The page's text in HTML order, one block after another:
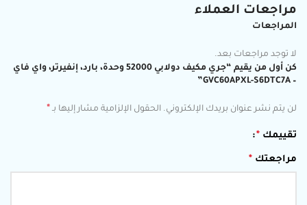
مراجعات العملاء
المراجعات
لا توجد مراجعات بعد.
كن أول من يقيم “جري مكيف دولابي 52000 وحدة، بارد، إنفيرتر، واي فاي
– GVC60APXL-S6DTC7A”
لن يتم نشر عنوان بريدك الإلكتروني. الحقول الإلزامية مشار إليها بـ *
تقييمك *
مراجعتك *